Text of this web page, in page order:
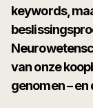
keywords,
van onze
genomen –